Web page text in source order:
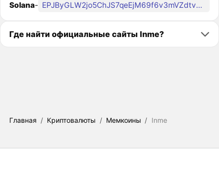
Solana- EPJByGLW2jo5ChJS7qeEjM69f6v3mVZdtvDabXT8inme
Где найти официальные сайты Inme?
Главная / Криптовалюты / Мемкоины / Inme